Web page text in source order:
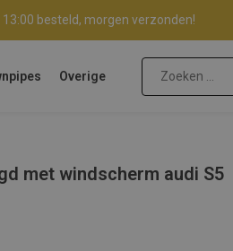
13:00 besteld, morgen verzonden!
Overige
met windscherm audi S5